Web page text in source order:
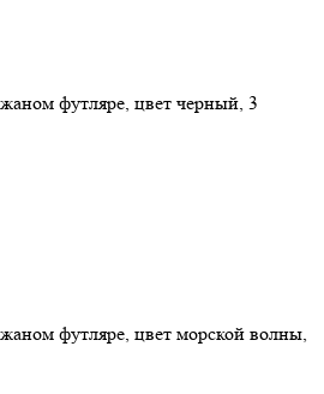
футляре, цвет черный, 3
футляре, цвет морской волны,